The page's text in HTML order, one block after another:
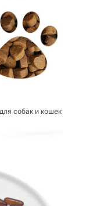
собак и кошек